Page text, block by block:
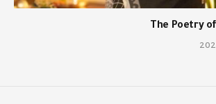
The Poetry